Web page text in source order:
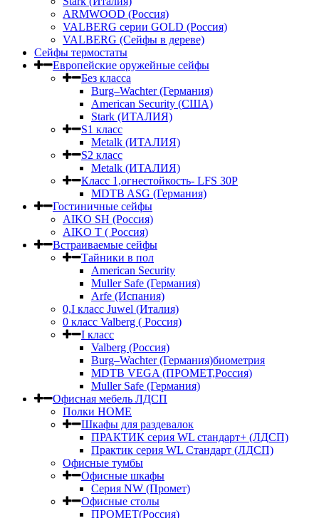
ARMWOOD (Россия)
VALBERG серии GOLD (Россия)
VALBERG (Сейфы в дереве)
Сейфы термостаты
Европейские оружейные сейфы
Без класса
Burg–Wachter (Германия)
American Security (США)
Stark (ИТАЛИЯ)
S1 класс
Metalk (ИТАЛИЯ)
S2 класс
Metalk (ИТАЛИЯ)
Класс 1,огнестойкость- LFS 30P
MDTB ASG (Германия)
Гостиничные сейфы
AIKO SH (Россия)
AIKO Т ( Россия)
Встраиваемые сейфы
Тайники в пол
American Security
Muller Safe (Германия)
Arfe (Испания)
0,I класс Juwel (Италия)
0 класс Valberg ( Россия)
I класс
Valberg (Россия)
Burg–Wachter (Германия)биометрия
MDTB VEGA (ПРОМЕТ,Россия)
Muller Safe (Германия)
Офисная мебель ЛДСП
Полки HOME
Шкафы для раздевалок
ПРАКТИК серия WL стандарт+ (ЛДСП)
Практик серия WL Стандарт (ЛДСП)
Офисные тумбы
Офисные шкафы
Серия NW (Промет)
Офисные столы
ПРОМЕТ(Россия)